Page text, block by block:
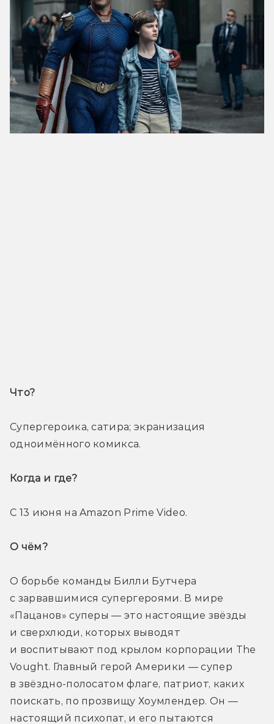
Что?
Супергероика, сатира; экранизация
одноимённого комикса.
Когда и где?
С 13 июня на Amazon Prime Video.
О чём?
О борьбе команды Билли Бутчера
с зарвавшимися супергероями. В мире
«Пацанов» суперы — это настоящие звёзды
и сверхлюди, которых выводят
и воспитывают под крылом корпорации The
Vought. Главный герой Америки — супер
в звёздно-полосатом флаге, патриот, каких
поискать, по прозвищу Хоумлендер. Он —
настоящий психопат, и его пытаются